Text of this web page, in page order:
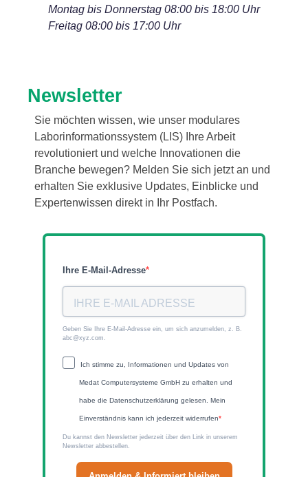
Montag bis Donnerstag 08:00 bis 18:00 Uhr
Freitag 08:00 bis 17:00 Uhr
Newsletter
Sie möchten wissen, wie unser modulares
Laborinformationssystem (LIS) Ihre Arbeit
revolutioniert und welche Innovationen die
Branche bewegen? Melden Sie sich jetzt an und
erhalten Sie exklusive Updates, Einblicke und
Expertenwissen direkt in Ihr Postfach.
Ihre E-Mail-Adresse
Geben Sie Ihre E-Mail-Adresse ein, um sich anzumelden, z. B.
abc@xyz.com.
Ich stimme zu, Informationen und Updates von
Medat Computersysteme GmbH zu erhalten und
habe die Datenschutzerklärung gelesen. Mein
Einverständnis kann ich jederzeit widerrufen
Du kannst den Newsletter jederzeit über den Link in unserem
Newsletter abbestellen.